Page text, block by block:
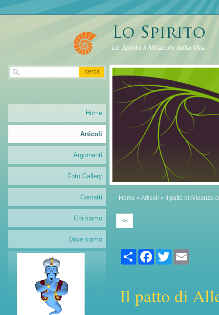
Lo Spirito il Miracolo della Vita
Home » Articoli » Il patto di Alleanza
<<
Share FacebookTwitter
Il patto di
Home
Articoli
Argomenti
Foto Gallery
Contatti
Chi siamo
Dove siamo